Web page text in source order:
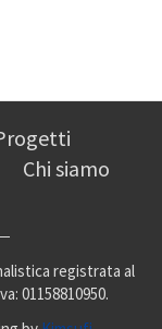
Chi siamo
registrata al
01158810950.